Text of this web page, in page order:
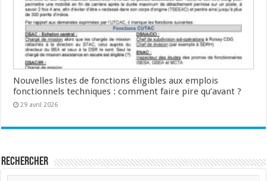
Nouvelles listes de fonctions éligibles aux emplois
fonctionnels techniques : comment faire pire qu’avant ?
29 avril 2026
Rechercher